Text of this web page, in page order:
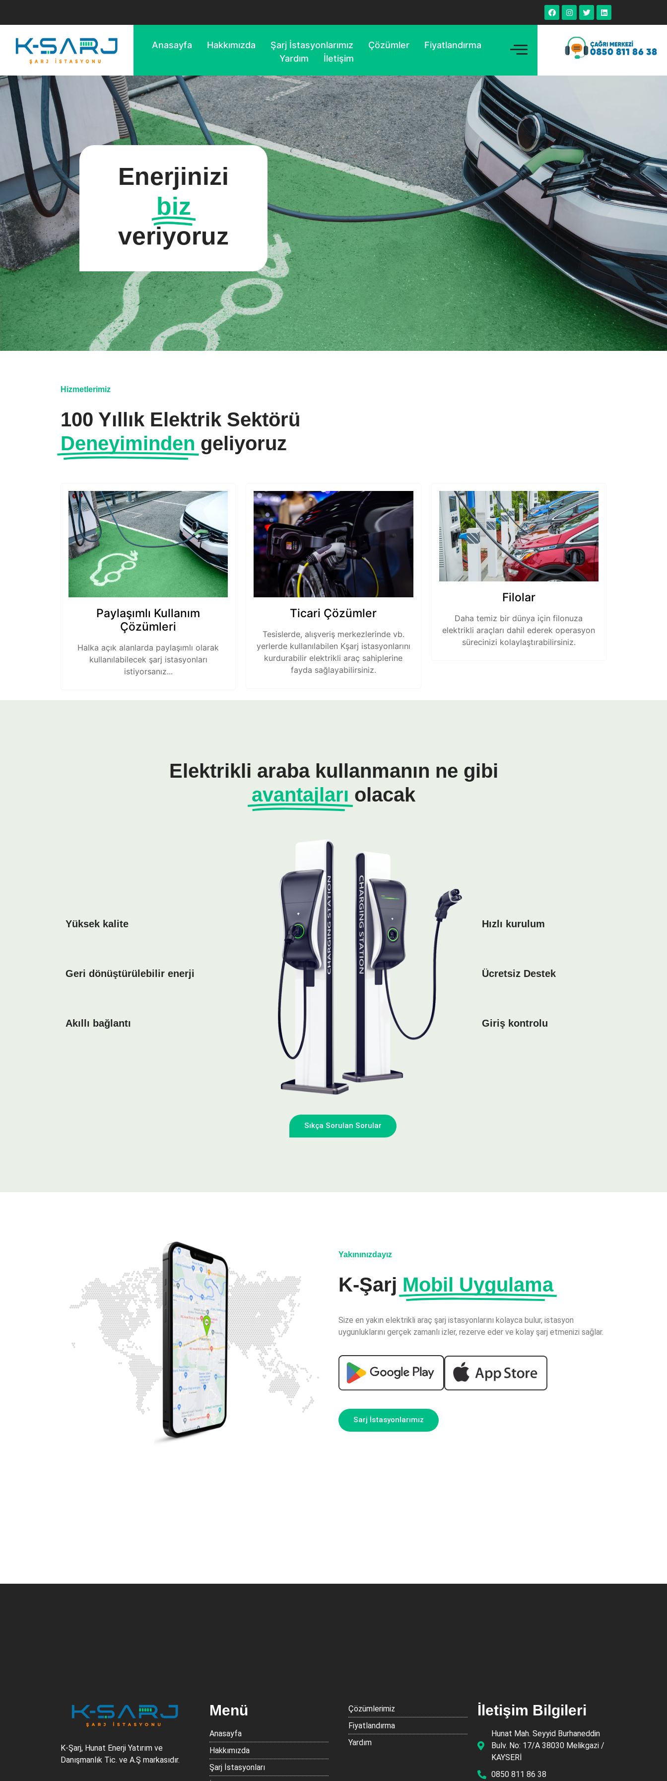
Anasayfa Hakkımızda Şarj İstasyonlarımız Çözümler
Fiyatlandırma
Yardım
İletişim
Enerjinizi
biz
veriyoruz
Hizmetlerimiz
100 Yıllık Elektrik Sektörü
Deneyiminden geliyoruz
Paylaşımlı Kullanım
Çözümleri
Halka açık alanlarda paylaşımlı olarak
kullanılabilecek şarj istasyonları
istiyorsanız...
Ticari Çözümler
Tesislerde, alışveriş merkezlerinde vb.
yerlerde kullanılabilen Kşarj istasyonlarını
kurdurabilir elektrikli araç sahiplerine
fayda sağlayabilirsiniz.
Filolar
Daha temiz bir dünya için filonuza
elektrikli araçları dahil ederek operasyon
sürecinizi kolaylaştırabilirsiniz.
Elektrikli araba kullanmanın ne gibi
avantajları olacak
Yüksek kalite
Geri dönüştürülebilir enerji
Akıllı bağlantı
Sıkça Sorulan Sorular
Hızlı kurulum
Ücretsiz Destek
Giriş kontrolu
Yakınınızdayız
K-Şarj Mobil Uygulama
Size en yakın elektrikli araç şarj istasyonlarını kolayca bulur, istasyon
uygunluklarını gerçek zamanlı izler, rezerve eder ve kolay şarj etmenizi sağlar.
Sarj İstasyonlarımız
info-uz@1xbet team.com pochta
K-Şarj, Hunat Enerji Yatırım ve
Danışmanlık Tic. ve A.Ş markasıdır.
Menü
Anasayfa
Hakkımızda
Şarj İstasyonları
Çözümlerimiz
Fiyatlandırma
Yardım
İletişim Bilgileri
Hunat Mah. Seyyid Burhaneddin
Bulv. No: 17/A 38030 Melikgazi /
KAYSERİ
0850 811 86 38